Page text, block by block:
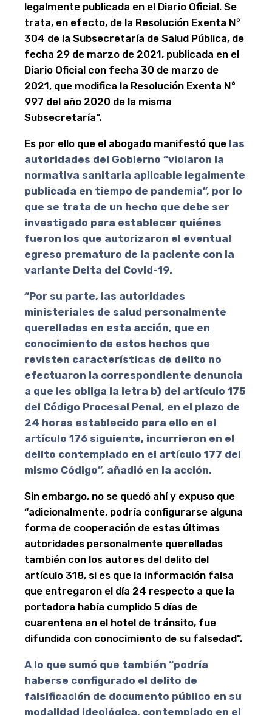
legalmente publicada en el Diario Oficial. Se
trata, en efecto, de la Resolución Exenta N°
304 de la Subsecretaría de Salud Pública, de
fecha 29 de marzo de 2021, publicada en el
Diario Oficial con fecha 30 de marzo de
2021, que modifica la Resolución Exenta N°
997 del año 2020 de la misma
Subsecretaría”.
Es por ello que el abogado manifestó que las
autoridades del Gobierno “violaron la
normativa sanitaria aplicable legalmente
publicada en tiempo de pandemia”, por lo
que se trata de un hecho que debe ser
investigado para establecer quiénes
fueron los que autorizaron el eventual
egreso prematuro de la paciente con la
variante Delta del Covid-19.
“Por su parte, las autoridades
ministeriales de salud personalmente
querelladas en esta acción, que en
conocimiento de estos hechos que
revisten características de delito no
efectuaron la correspondiente denuncia
a que les obliga la letra b) del artículo 175
del Código Procesal Penal, en el plazo de
24 horas establecido para ello en el
artículo 176 siguiente, incurrieron en el
delito contemplado en el artículo 177 del
mismo Código”, añadió en la acción.
Sin embargo, no se quedó ahí y expuso que
“adicionalmente, podría configurarse alguna
forma de cooperación de estas últimas
autoridades personalmente querelladas
también con los autores del delito del
artículo 318, si es que la información falsa
que entregaron el día 24 respecto a que la
portadora había cumplido 5 días de
cuarentena en el hotel de tránsito, fue
difundida con conocimiento de su falsedad”.
A lo que sumó que también “podría
haberse configurado el delito de
falsificación de documento público en su
modalidad ideológica, contemplado en el